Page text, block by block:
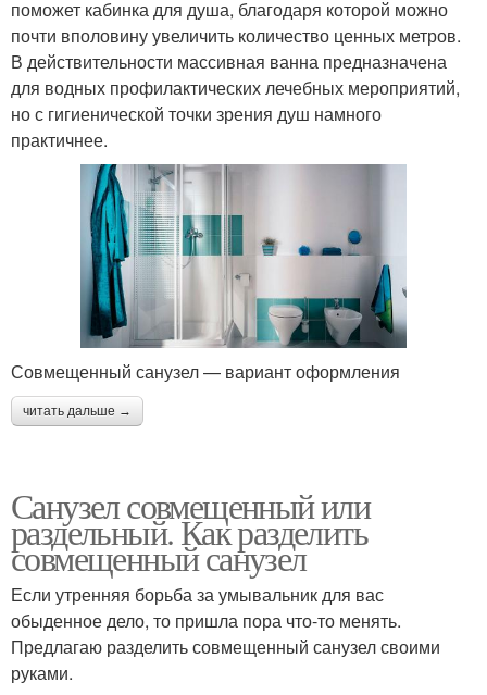
поможет кабинка для душа, благодаря которой можно
почти вполовину увеличить количество ценных метров.
В действительности массивная ванна предназначена
для водных профилактических лечебных мероприятий,
но с гигиенической точки зрения душ намного
практичнее.
Совмещенный санузел — вариант оформления
читать дальше →
Санузел совмещенный или
раздельный. Как разделить
совмещенный санузел
Если утренняя борьба за умывальник для вас
обыденное дело, то пришла пора что-то менять.
Предлагаю разделить совмещенный санузел своими
руками.